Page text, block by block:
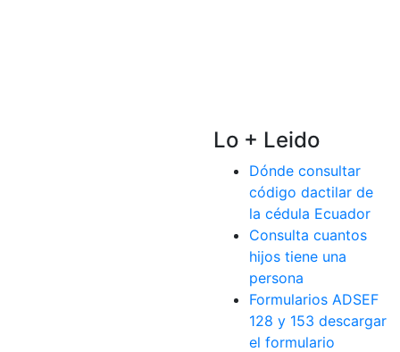
Lo + Leido
Dónde consultar
código dactilar de
la cédula Ecuador
Consulta cuantos
hijos tiene una
persona
Formularios ADSEF
128 y 153 descargar
el formulario